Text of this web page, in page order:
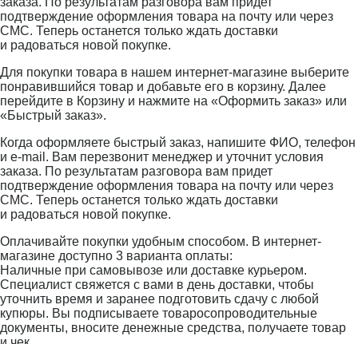
подтверждение оформления товара на почту или через
СМС. Теперь останется только ждать доставки
и радоваться новой покупке.
Для покупки товара в нашем интернет-магазине выберите
понравившийся товар и добавьте его в корзину. Далее
перейдите в Корзину и нажмите на «Оформить заказ» или
«Быстрый заказ».
Когда оформляете быстрый заказ, напишите ФИО, телефон
и e-mail. Вам перезвонит менеджер и уточнит условия
заказа. По результатам разговора вам придет
подтверждение оформления товара на почту или через
СМС. Теперь останется только ждать доставки
и радоваться новой покупке.
Оплачивайте покупки удобным способом. В интернет-
магазине доступно 3 варианта оплаты:
Наличные при самовывозе или доставке курьером.
Специалист свяжется с вами в день доставки, чтобы
уточнить время и заранее подготовить сдачу с любой
купюры. Вы подписываете товаросопроводительные
документы, вносите денежные средства, получаете товар